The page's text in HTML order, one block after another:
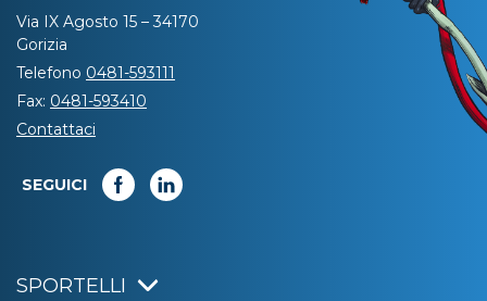
Via IX Agosto 15 – 34170
Gorizia
Telefono 0481-593111
Fax: 0481-593410
Contattaci
SEGUICI
SPORTELLI